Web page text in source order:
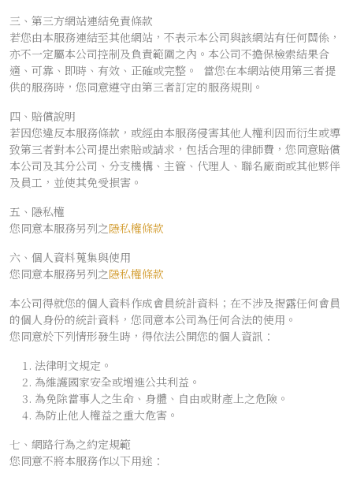
三、第三方網站連結免責條款
若您由本服務連結至其他網站，不表示本公司與該網站有任何關係，
亦不一定屬本公司控制及負責範圍之內。本公司不擔保檢索結果合
適、可靠、即時、有效、正確或完整。 當您在本網站使用第三者提
供的服務時，您同意遵守由第三者訂定的服務規則。
四、賠償說明
若因您違反本服務條款，或經由本服務侵害其他人權利因而衍生或導
致第三者對本公司提出索賠或請求，包括合理的律師費，您同意賠償
本公司及其分公司、分支機構、主管、代理人、聯名廠商或其他夥伴
及員工，並使其免受損害。
五、隱私權
您同意本服務另列之隱私權條款
六、個人資料蒐集與使用
您同意本服務另列之隱私權條款
本公司得就您的個人資料作成會員統計資料；在不涉及揭露任何會員
的個人身份的統計資料，您同意本公司為任何合法的使用。
您同意於下列情形發生時，得依法公開您的個人資訊：
法律明文規定。
為維護國家安全或增進公共利益。
為免除當事人之生命、身體、自由或財產上之危險。
為防止他人權益之重大危害。
七、網路行為之約定規範
您同意不將本服務作以下用途：